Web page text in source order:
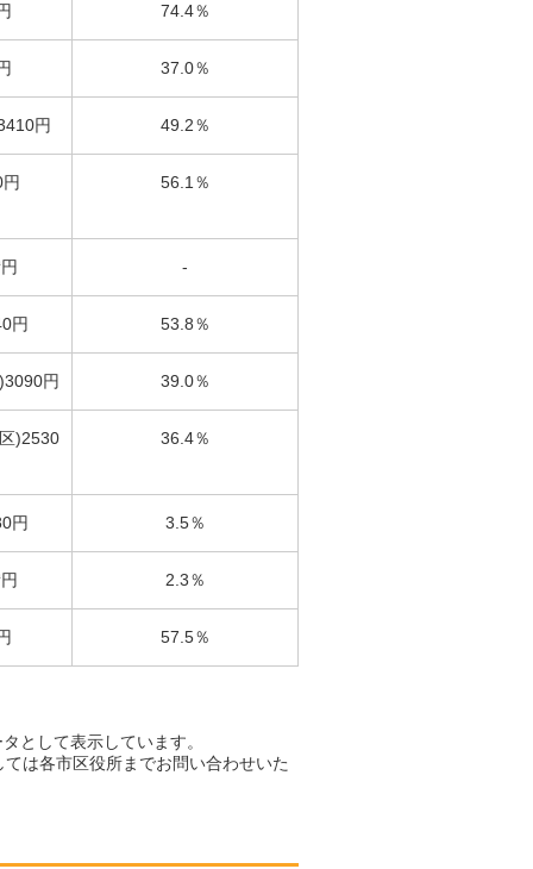
74.4％
37.0％
円 49.2％
56.1％
-
円 53.8％
円 39.0％
)2530 36.4％
円 3.5％
2.3％
57.5％
として表示しています。
は各市区役所までお問い合わせいた